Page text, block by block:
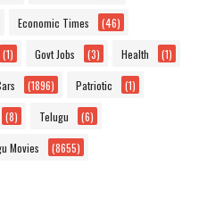
Economic Times (46)
(1) Govt Jobs (3) Health (1)
(1896) Patriotic (1)
(8) Telugu (6)
Movies (8655)